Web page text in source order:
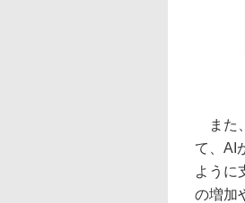
また
て、AI
ように
の増加